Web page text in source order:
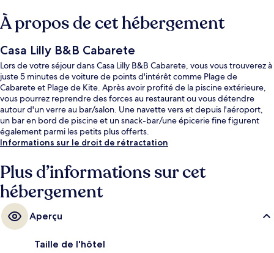
À propos de cet hébergement
Casa Lilly B&B Cabarete
Lors de votre séjour dans Casa Lilly B&B Cabarete, vous vous trouverez à
juste 5 minutes de voiture de points d'intérêt comme Plage de
Cabarete et Plage de Kite. Après avoir profité de la piscine extérieure,
vous pourrez reprendre des forces au restaurant ou vous détendre
autour d'un verre au bar/salon. Une navette vers et depuis l'aéroport,
un bar en bord de piscine et un snack-bar/une épicerie fine figurent
également parmi les petits plus offerts.
Informations sur le droit de rétractation
Plus d’informations sur cet
hébergement
Aperçu
Taille de l'hôtel